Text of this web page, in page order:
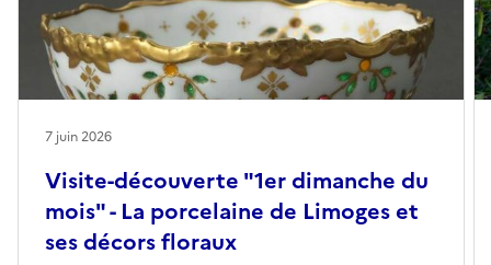
Visite-découverte "1er dimanche du
mois" - La porcelaine de Limoges et
ses décors floraux
7 juin 2026